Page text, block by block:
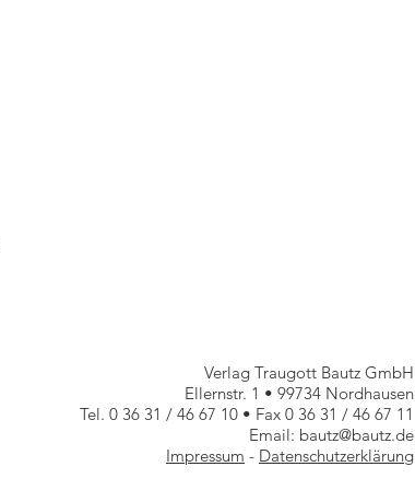
Verlag Traugott Bautz GmbH
Ellernstr. 1 • 99734 Nordhausen
Tel. 0 36 31 / 46 67 10 • Fax 0 36 31 / 46 67 11
Email: bautz@bautz.de
Impressum - Datenschutzerklärung